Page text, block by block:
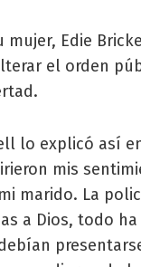
mujer, Edie
el orden
lo explicó así
mis
marido. La
a Dios, todo